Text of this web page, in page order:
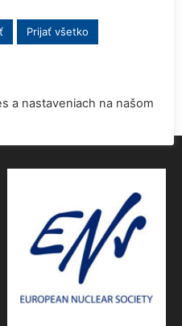
4.blok EMO
Prijať všetko
a nastaveniach na našom